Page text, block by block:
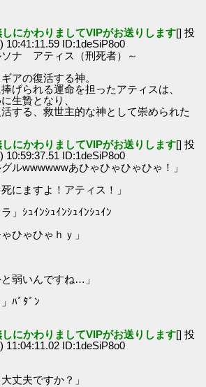
しにかわりましてVIPがお送りします[] 投
10:41:11.59 ID:1deSiP8o0
ナ アティス（刑死者）～
アの復活する神。
げられる運命を担ったアティスは、
生贄となり、
する、救世主的な神として崇められた
しにかわりましてVIPがお送りします[] 投
10:59:37.51 ID:1deSiP8o0
ルwwwwwwあひゃひゃひゃひゃ！」
にますよ！アティス！」
」ｼｭｲﾝｼｭｲﾝｼｭｲﾝｼｭｲﾝ
ひゃひゃｈｙ」
弱いんですね…」
ﾊﾞﾀﾞﾝ
にかわりましてVIPがお送りします[] 投
11:04:11.02 ID:1deSiP8o0
丈夫ですか？」